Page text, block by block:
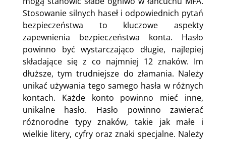
Stosowanie silnych haseł i odpowiednich pytań
bezpieczeństwa to kluczowe aspekty
zapewnienia bezpieczeństwa konta. Hasło
powinno być wystarczająco długie, najlepiej
składające się z co najmniej 12 znaków. Im
dłuższe, tym trudniejsze do złamania. Należy
unikać używania tego samego hasła w różnych
kontach. Każde konto powinno mieć inne,
unikalne hasło. Hasło powinno zawierać
różnorodne typy znaków, takie jak małe i
wielkie litery, cyfry oraz znaki specjalne. Należy